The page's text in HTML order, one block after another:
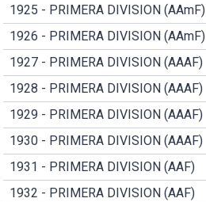
1925 - PRIMERA DIVISION (AAmF)
1926 - PRIMERA DIVISION (AAmF)
1927 - PRIMERA DIVISION (AAAF)
1928 - PRIMERA DIVISION (AAAF)
1929 - PRIMERA DIVISION (AAAF)
1930 - PRIMERA DIVISION (AAAF)
1931 - PRIMERA DIVISION (AAF)
1932 - PRIMERA DIVISION (AAF)